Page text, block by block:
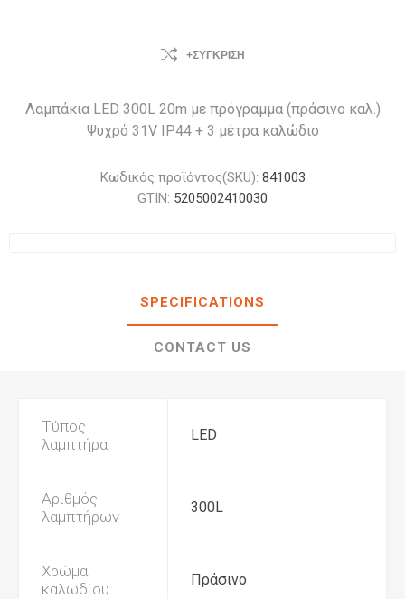
+ΣΎΓΚΡΙΣΗ
Λαμπάκια LED 300L 20m με πρόγραμμα (πράσινο καλ.)
Ψυχρό 31V IP44 + 3 μέτρα καλώδιο
Κωδικός προϊόντος(SKU): 841003
GTIN: 5205002410030
SPECIFICATIONS
CONTACT US
Τύπος
λαμπτήρα
LED
Αριθμός
λαμπτήρων
300L
Χρώμα
καλωδίου
Πράσινο